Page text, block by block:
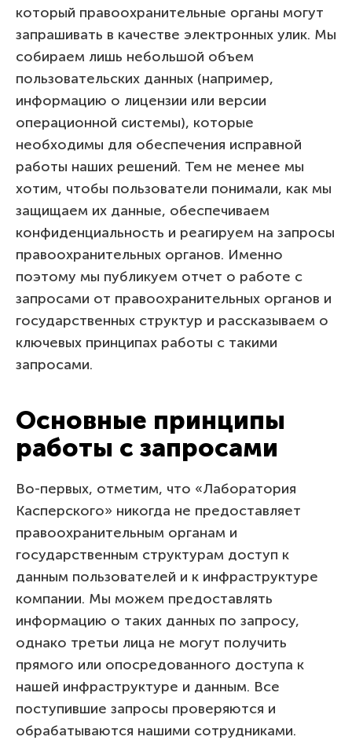
который правоохранительные органы могут
запрашивать в качестве электронных улик. Мы
собираем лишь небольшой объем
пользовательских данных (например,
информацию о лицензии или версии
операционной системы), которые
необходимы для обеспечения исправной
работы наших решений. Тем не менее мы
хотим, чтобы пользователи понимали, как мы
защищаем их данные, обеспечиваем
конфиденциальность и реагируем на запросы
правоохранительных органов. Именно
поэтому мы публикуем отчет о работе с
запросами от правоохранительных органов и
государственных структур и рассказываем о
ключевых принципах работы с такими
запросами.
Основные принципы
работы с запросами
Во-первых, отметим, что «Лаборатория
Касперского» никогда не предоставляет
правоохранительным органам и
государственным структурам доступ к
данным пользователей и к инфраструктуре
компании. Мы можем предоставлять
информацию о таких данных по запросу,
однако третьи лица не могут получить
прямого или опосредованного доступа к
нашей инфраструктуре и данным. Все
поступившие запросы проверяются и
обрабатываются нашими сотрудниками.